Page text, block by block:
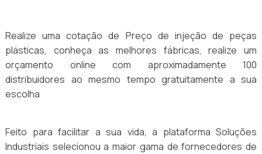
Realize uma cotação de Preço de injeção de peças
plásticas, conheça as melhores fábricas, realize um
orçamento online com aproximadamente 100
distribuidores ao mesmo tempo gratuitamente a sua
escolha
Feito para facilitar a sua vida, a plataforma Soluções
Industriais selecionou a maior gama de fornecedores de